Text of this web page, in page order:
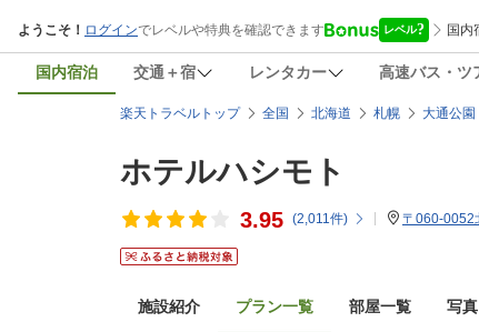
国内宿泊 交通＋宿 レンタカー 高速バス・ツ
楽天トラベルトップ 全国 北海道 札幌 大通公
ホテルハシモト
3.95 (2,011件) 〒060-0052
施設紹介 プラン一覧 部屋一覧 写